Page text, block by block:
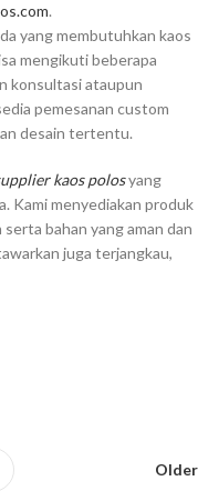
.
yang membutuhkan kaos
mengikuti beberapa
konsultasi ataupun
pemesanan custom
desain tertentu.
kaos polosyang
Kami menyediakan produk
bahan yang aman dan
juga terjangkau,
Older